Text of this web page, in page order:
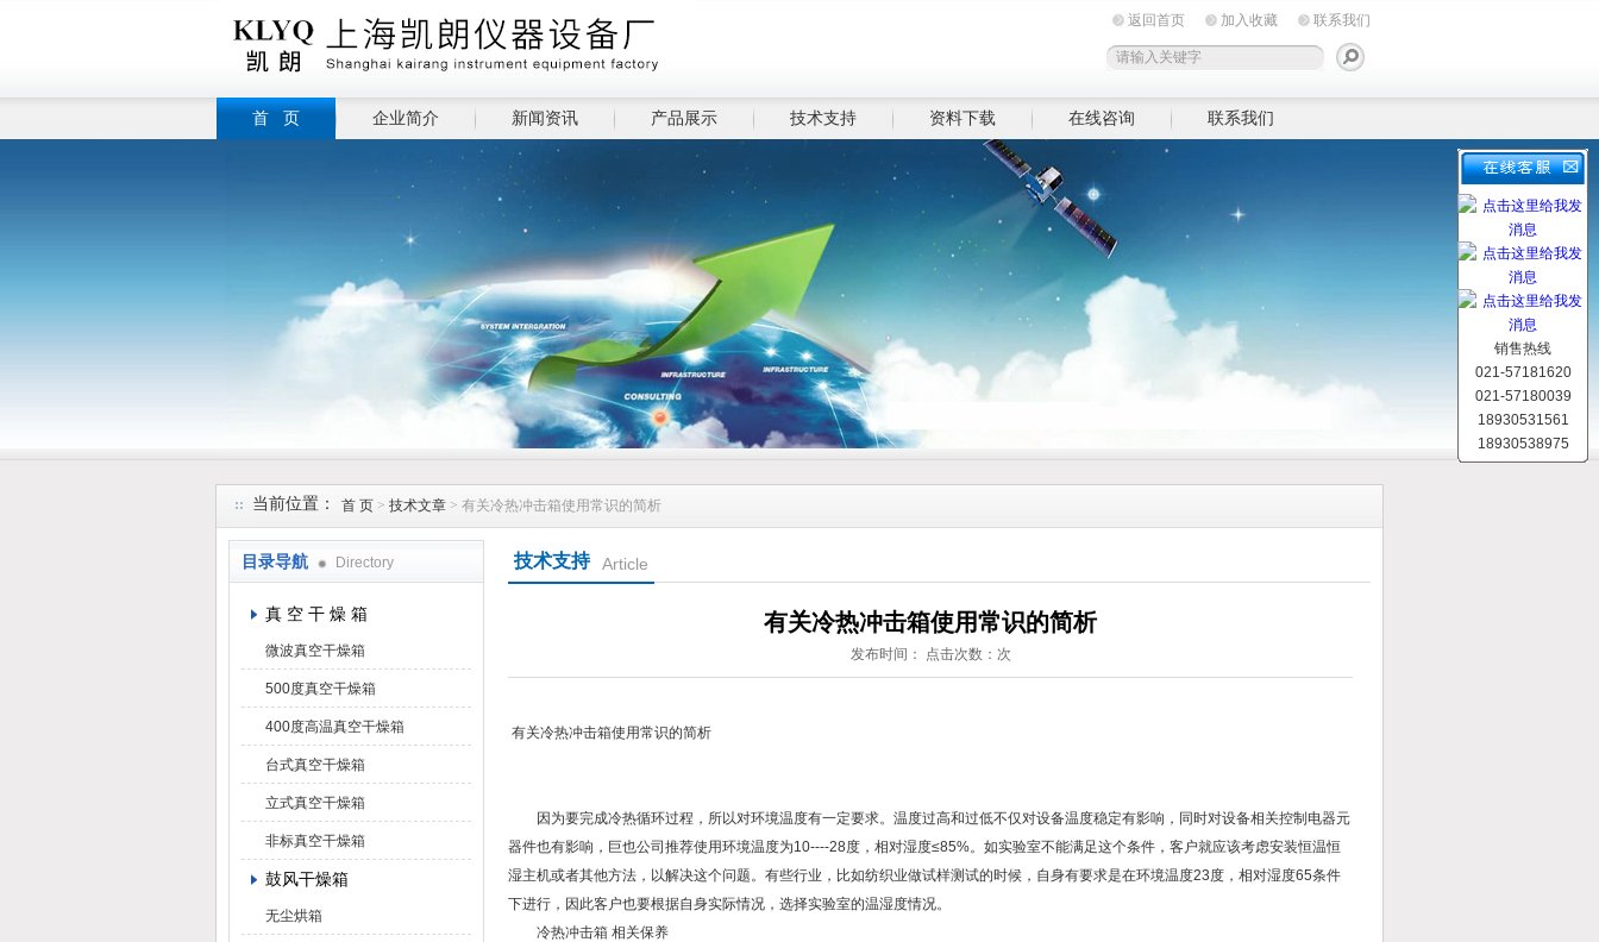
返回首页 加入收藏 联系我们
首 页 企业简介 新闻资讯 产品展示 技术支持 资料下载 在线咨询 联系我们
当前位置： 首 页 > 技术文章 > 有关冷热冲击箱使用常识的简析
目录导航 Directory
真 空 干 燥 箱
微波真空干燥箱
500度真空干燥箱
400度高温真空干燥箱
台式真空干燥箱
立式真空干燥箱
非标真空干燥箱
鼓风干燥箱
无尘烘箱
技术支持 Article
有关冷热冲击箱使用常识的简析
发布时间： 点击次数：次
有关冷热冲击箱使用常识的简析
因为要完成冷热循环过程，所以对环境温度有一定要求。温度过高和过低不仅对设备温度稳定有影响，同时对设备相关控制电器元
器件也有影响，巨也公司推荐使用环境温度为10----28度，相对湿度≤85%。如实验室不能满足这个条件，客户就应该考虑安装恒温恒
湿主机或者其他方法，以解决这个问题。有些行业，比如纺织业做试样测试的时候，自身有要求是在环境温度23度，相对湿度65条件
下进行，因此客户也要根据自身实际情况，选择实验室的温湿度情况。
冷热冲击箱 相关保养
销售热线
021-57181620
021-57180039
18930531561
18930538975